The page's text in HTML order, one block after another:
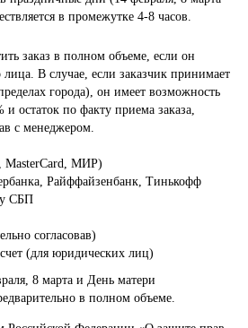
в промежутке 4-8 часов.
заказ в полном объеме, если он
лица. В случае, если заказчик принимает
города), он имеет возможность
и остаток по факту приема заказа,
с менеджером.
MasterCard, МИР)
Райффайзенбанк, Тинькофф
СБП
согласовав)
(для юридических лиц)
8 марта и День матери
в полном объеме.